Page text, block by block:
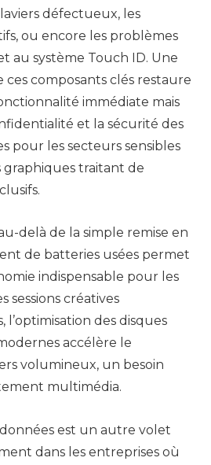
défectueux, les
ou encore les problèmes
au système Touch ID. Une
ces composants clés restaure
immédiate mais
et la sécurité des
pour les secteurs sensibles
graphiques traitant de
delà de la simple remise en
de batteries usées permet
indispensable pour les
sessions créatives
l’optimisation des disques
accélère le
volumineux, un besoin
multimédia.
est un autre volet
dans les entreprises où